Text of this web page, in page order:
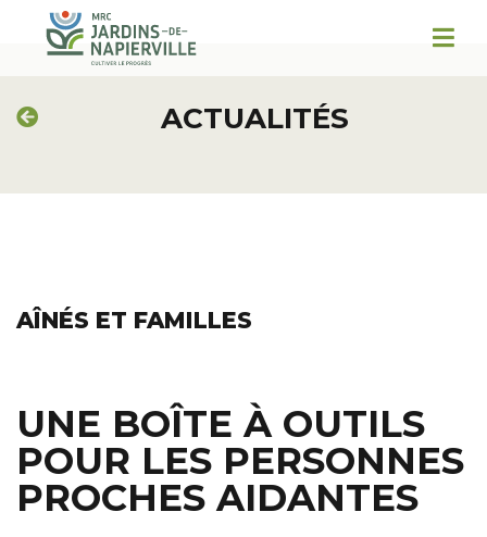
ACTUALITÉS
AÎNÉS ET FAMILLES
UNE BOÎTE À OUTILS
POUR LES PERSONNES
PROCHES AIDANTES